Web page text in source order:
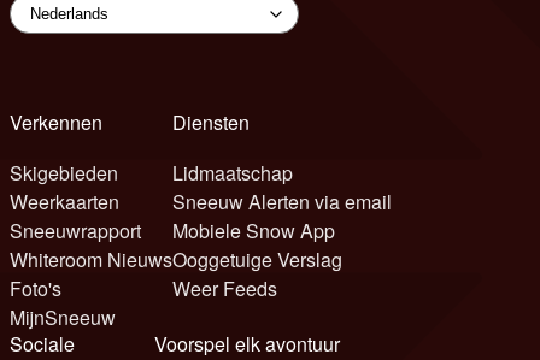
Verkennen
Skigebieden
Weerkaarten
Sneeuwrapport
Whiteroom Nieuws
Foto's
MijnSneeuw
Diensten
Lidmaatschap
Sneeuw Alerten via email
Mobiele Snow App
Ooggetuige Verslag
Weer Feeds
Sociale
Voorspel elk avontuur